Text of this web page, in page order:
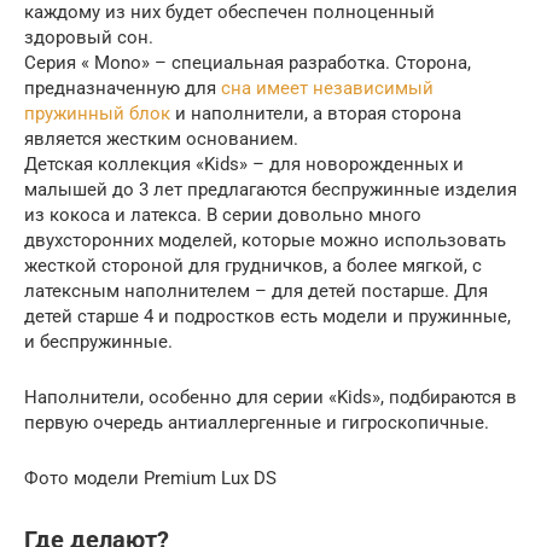
каждому из них будет обеспечен полноценный
здоровый сон.
Серия « Mono» – специальная разработка. Сторона,
предназначенную для сна имеет независимый
пружинный блок и наполнители, а вторая сторона
является жестким основанием.
Детская коллекция «Kids» – для новорожденных и
малышей до 3 лет предлагаются беспружинные изделия
из кокоса и латекса. В серии довольно много
двухсторонних моделей, которые можно использовать
жесткой стороной для грудничков, а более мягкой, с
латексным наполнителем – для детей постарше. Для
детей старше 4 и подростков есть модели и пружинные,
и беспружинные.
Наполнители, особенно для серии «Kids», подбираются в
первую очередь антиаллергенные и гигроскопичные.
Фото модели Premium Lux DS
Где делают?